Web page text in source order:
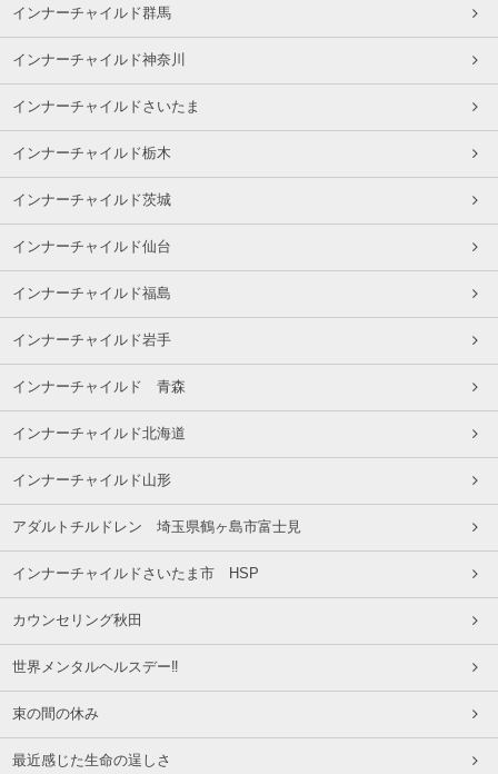
インナーチャイルド群馬
インナーチャイルド神奈川
インナーチャイルドさいたま
インナーチャイルド栃木
インナーチャイルド茨城
インナーチャイルド仙台
インナーチャイルド福島
インナーチャイルド岩手
インナーチャイルド 青森
インナーチャイルド北海道
インナーチャイルド山形
アダルトチルドレン 埼玉県鶴ヶ島市富士見
インナーチャイルドさいたま市 HSP
カウンセリング秋田
世界メンタルヘルスデー‼️
束の間の休み
最近感じた生命の逞しさ